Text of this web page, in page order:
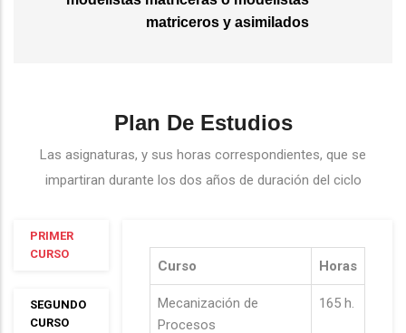
matriceros y asimilados
Plan De Estudios
Las asignaturas, y sus horas correspondientes, que se
impartiran durante los dos años de duración del ciclo
PRIMER
CURSO
SEGUNDO
CURSO
Curso Horas
Mecanización de
Procesos
165 h.